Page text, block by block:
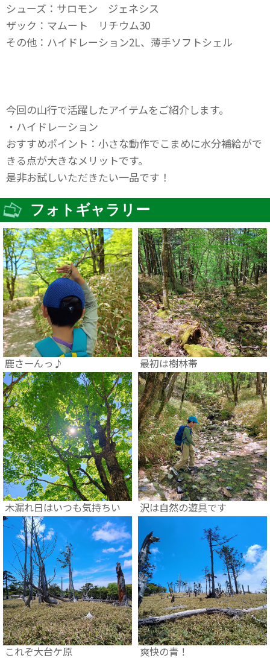
シューズ：サロモン ジェネシス
ザック：マムート リチウム30
その他：ハイドレーション2L、薄手ソフトシェル
今回の山行で活躍したアイテムをご紹介します。
・ハイドレーション
おすすめポイント：小さな動作でこまめに水分補給がで
きる点が大きなメリットです。
是非お試しいただきたい一品です！
フォトギャラリー
鹿さーんっ♪ 最初は樹林帯
木漏れ日はいつも気持ちい 沢は自然の遊具です
これぞ大台ケ原 爽快の青！